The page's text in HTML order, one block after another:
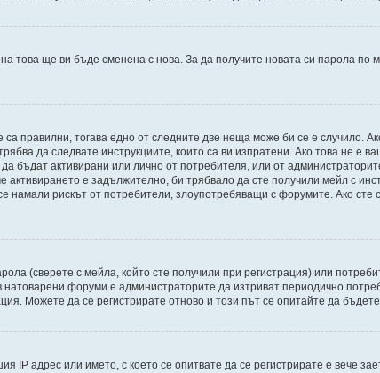
това ще ви бъде сменена с нова. За да получите новата си парола по
правилни, тогава едно от следните две неща може би се е случило.
да следвате инструкциите, които са ви изпратени. Ако това не
бъдат активирани или лично от потребителя, или от
е задължително, би трябвало да сте получили мейл с
намали рискът от потребители, злоупотребяващи с форумите. Ако
(сверете с мейла, който сте получили при регистрация) или
форуми е администраторите да изтриват периодично
Можете да се регистрирате отново и този път се опитайте да
адрес или името, с което се опитвате да се регистрирате е вече